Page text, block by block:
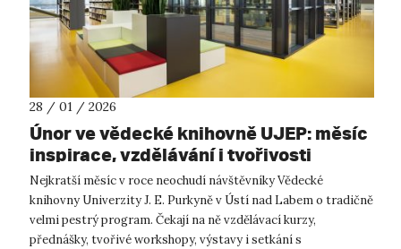
28 / 01 / 2026
Únor ve vědecké knihovně UJEP: měsíc
inspirace, vzdělávání i tvořivosti
Nejkratší měsíc v roce neochudí návštěvníky Vědecké
knihovny Univerzity J. E. Purkyně v Ústí nad Labem o tradičně
velmi pestrý program. Čekají na ně vzdělávací kurzy,
přednášky, tvořivé workshopy, výstavy i setkání s